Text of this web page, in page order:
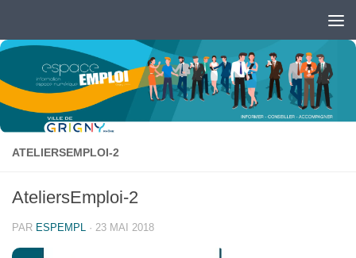
Ouvrir la barre d’outils
ATELIERSEMPLOI-2
AteliersEmploi-2
PAR ESPEMPL · 23 MAI 2018